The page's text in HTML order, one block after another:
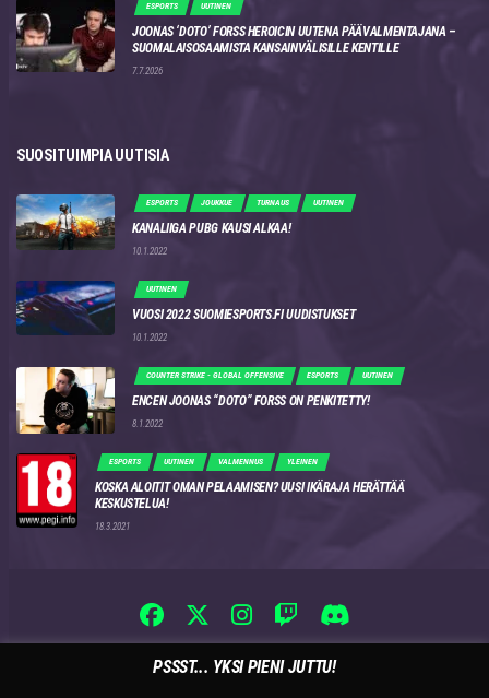
ESPORTS UUTINEN
JOONAS ‘DOTO’ FORSS HEROICIN UUTENA PÄÄVALMENTAJANA –
SUOMALAISOSAAMISTA KANSAINVÄLISILLE KENTILLE
7.7.2026
SUOSITUIMPIA UUTISIA
ESPORTS JOUKKUE TURNAUS UUTINEN
KANALIIGA PUBG KAUSI ALKAA!
10.1.2022
UUTINEN
VUOSI 2022 SUOMIESPORTS.FI UUDISTUKSET
10.1.2022
COUNTER STRIKE - GLOBAL OFFENSIVE ESPORTS UUTINEN
ENCEN JOONAS “DOTO” FORSS ON PENKITETTY!
8.1.2022
ESPORTS UUTINEN VALMENNUS YLEINEN
KOSKA ALOITIT OMAN PELAAMISEN? UUSI IKÄRAJA HERÄTTÄÄ
KESKUSTELUA!
18.3.2021
PSSST... YKSI PIENI JUTTU!